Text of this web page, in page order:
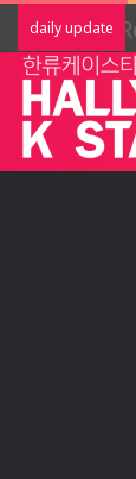
daily update